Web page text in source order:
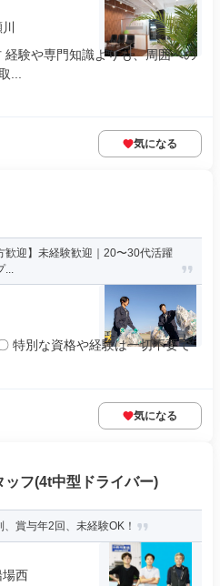
験や専門知識よりも、周囲への
...
気になる
歓迎】未経験歓迎｜20〜30代活躍
...
特別な資格や経験は一切不要で
気になる
フ(4t中型ドライバー)
賞与年2回、未経験OK！
西